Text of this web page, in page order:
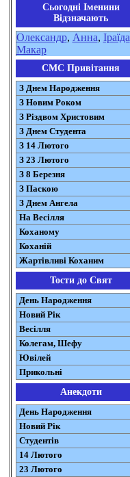
Сьогодні Іменини
Відзначають
Олександр, Анна, Іраїда
Макар
СМС Привітання
З Днем Народження
З Новим Роком
З Різдвом Христовим
З Днем Студента
З 14 Лютого
З 23 Лютого
З 8 Березня
З Паскою
З Днем Ангела
На Весілля
Коханому
Коханій
Жартівливі Коханим
Тости до Свят
День Народження
Новий Рік
Весілля
Колегам, Шефу
Ювілей
Прикольні
Анекдоти
День Народження
Новий Рік
Студентів
14 Лютого
23 Лютого